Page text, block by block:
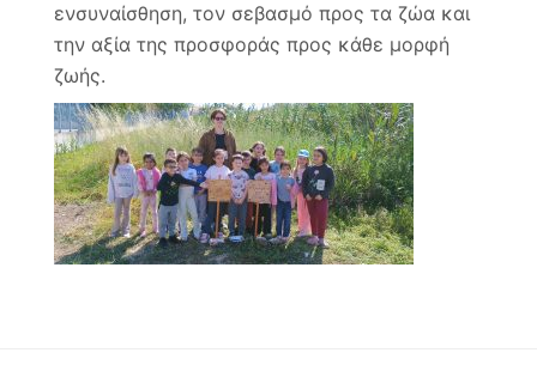
ενσυναίσθηση, τον σεβασμό προς τα ζώα και
την αξία της προσφοράς προς κάθε μορφή
ζωής.